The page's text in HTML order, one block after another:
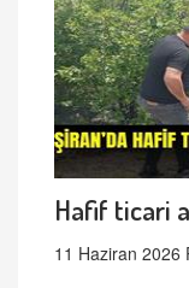
Hafif ticari
11 Haziran 2026